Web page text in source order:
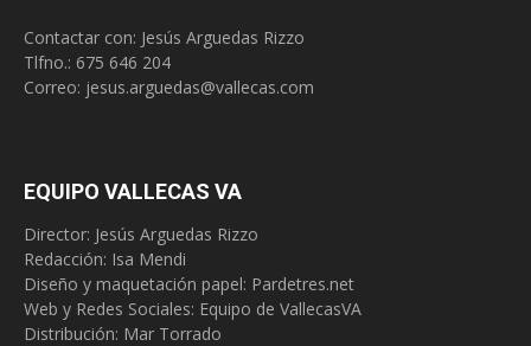
Contactar con: Jesús Arguedas Rizzo
Tlfno.: 675 646 204
Correo: jesus.arguedas@vallecas.com
EQUIPO VALLECAS VA
Director: Jesús Arguedas Rizzo
Redacción: Isa Mendi
Diseño y maquetación papel: Pardetres.net
Web y Redes Sociales: Equipo de VallecasVA
Distribución: Mar Torrado